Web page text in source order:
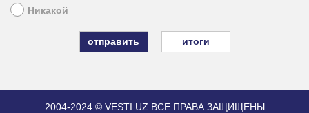
Никакой
итоги
2004-2024 © VESTI.UZ ВСЕ ПРАВА ЗАЩИЩЕНЫ